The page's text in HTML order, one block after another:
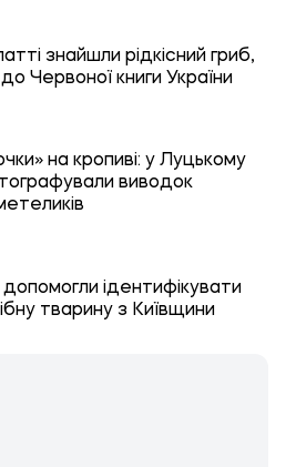
знайшли рідкісний гриб,
Червоної книги України
на кропиві: у Луцькому
виводок
допомогли ідентифікувати
тварину з Київщини